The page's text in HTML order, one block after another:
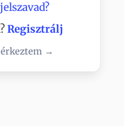
Regisztrálj
→